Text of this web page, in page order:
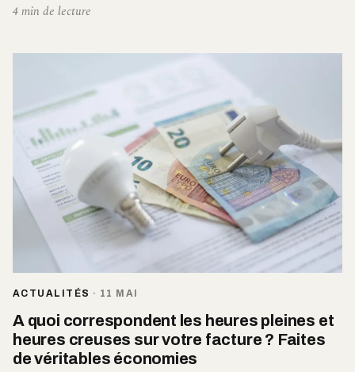
4 min de lecture
ACTUALITÉS · 11 MAI
A quoi correspondent les heures pleines et
heures creuses sur votre facture ? Faites
de véritables économies